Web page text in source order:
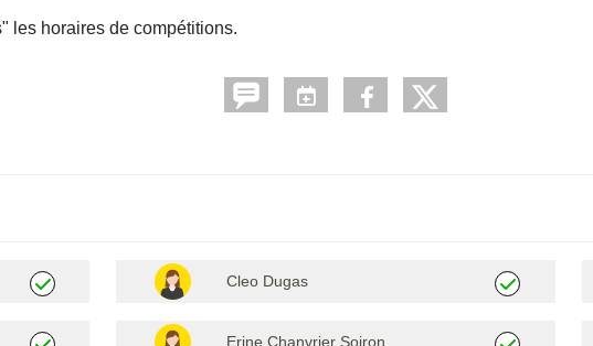
les horaires de compétitions.
Cleo Dugas
Erine Chanvrier Soiron